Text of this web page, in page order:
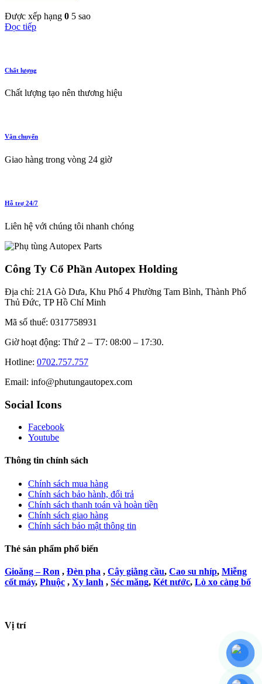
Được xếp hạng 0 5 sao
Đọc tiếp
Chất lượng
Chất lượng tạo nên thương hiệu
Vận chuyển
Giao hàng trong vòng 24 giờ
Hỗ trợ 24/7
Liên hệ với chúng tôi nhanh chóng
Công Ty Cổ Phần Autopex Holding
Địa chỉ: 21A Gò Dưa, Khu Phố 4 Phường Tam Bình, Thành Phố
Thủ Đức, TP Hồ Chí Minh
Mã số thuế: 0317758931
Giờ hoạt động: Thứ 2 – T7: 08:00 – 17:30.
Hotline: 0702.757.757
Email: info@phutungautopex.com
Social Icons
Facebook
Youtube
Thông tin chính sách
Chính sách mua hàng
Chính sách bảo hành, đổi trả
Chính sách thanh toán và hoàn tiền
Chính sách giao hàng
Chính sách bảo mật thông tin
Thẻ sản phẩm phổ biến
Gioăng – Ron , Đèn pha , Cây giằng cầu, Cao su nhíp, Miễng
cốt máy, Phuộc , Xy lanh , Séc măng, Két nước, Lò xo càng bố
Vị trí